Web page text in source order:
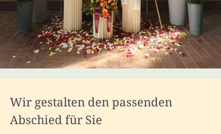
Wir gestalten den passenden
Abschied für Sie